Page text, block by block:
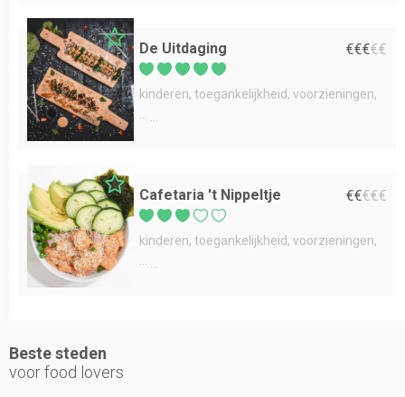
De Uitdaging €€€€€
kinderen toegankelijkheid voorzieningen
Cafetaria 't Nippeltje €€€€€
kinderen toegankelijkheid voorzieningen
Beste steden
voor food lovers